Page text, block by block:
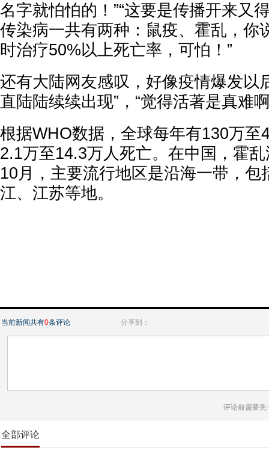
名字就怕怕的！”“这要是传播开来又
传染病一共有两种：鼠疫、霍乱，你
时治疗50%以上死亡率，可怕！”
还有大陆网友感叹，好像疫情爆发以
直陆陆续续出现”，“觉得活著是真难
根据WHO数据，全球每年有130万至
2.1万至14.3万人死亡。在中国，霍
10月，主要流行地区是沿海一带，包
江、江苏等地。
当前新闻共有0条评论 分享到：
评论前需要先
全部评论